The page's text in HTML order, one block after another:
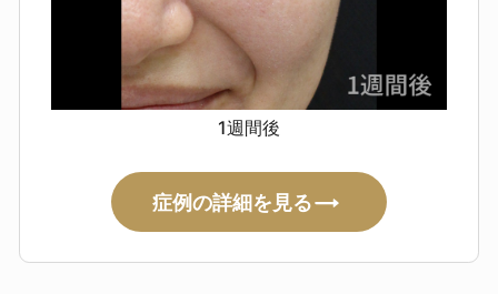
1週間後
症例の詳細を見る